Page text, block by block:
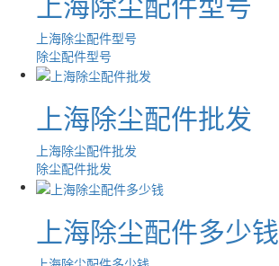
上海除尘配件型号
除尘配件型号
上海除尘配件批发
上海除尘配件批发
除尘配件批发
上海除尘配件多少钱